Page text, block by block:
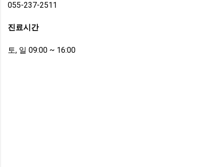
055-237-2511
진료시간
토, 일 09:00 ~ 16:00